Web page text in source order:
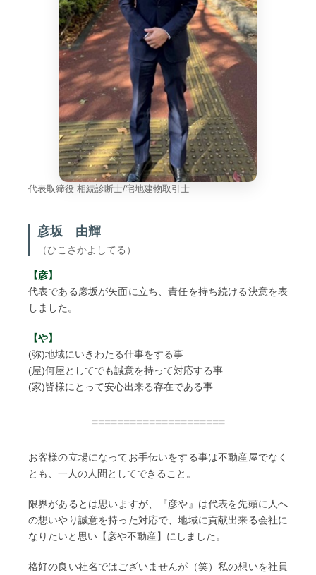
代表取締役 相続診断士/宅地建物取引士
彦坂 由輝
（ひこさかよしてる）
【彦】
代表である彦坂が矢面に立ち、責任を持ち続ける決意を表
しました。
【や】
(弥)地域にいきわたる仕事をする事
(屋)何屋としてでも誠意を持って対応する事
(家)皆様にとって安心出来る存在である事
=====================
お客様の立場になってお手伝いをする事は不動産屋でなく
とも、一人の人間としてできること。
限界があるとは思いますが、『彦や』は代表を先頭に人へ
の想いやり誠意を持った対応で、地域に貢献出来る会社に
なりたいと思い【彦や不動産】にしました。
格好の良い社名ではございませんが（笑）私の想いを社員